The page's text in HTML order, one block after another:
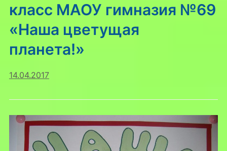
класс МАОУ гимназия №69
«Наша цветущая
планета!»
14.04.2017